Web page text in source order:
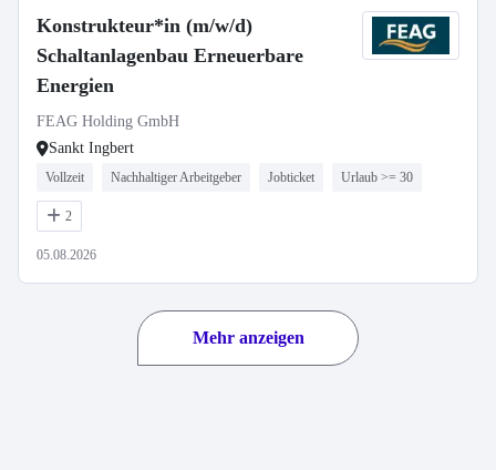
Konstrukteur*in (m/w/d)
Schaltanlagenbau Erneuerbare
Energien
FEAG Holding GmbH
Sankt Ingbert
Vollzeit Nachhaltiger Arbeitgeber Jobticket Urlaub >= 30
2
05.08.2026
Mehr anzeigen